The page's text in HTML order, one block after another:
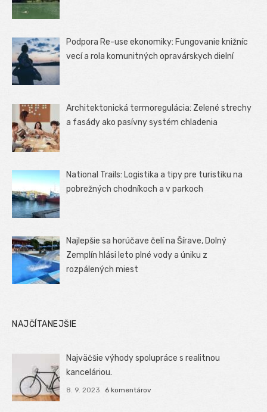
Podpora Re-use ekonomiky: Fungovanie knižníc
vecí a rola komunitných opravárskych dielní
Architektonická termoregulácia: Zelené strechy
a fasády ako pasívny systém chladenia
National Trails: Logistika a tipy pre turistiku na
pobrežných chodníkoch a v parkoch
Najlepšie sa horúčave čelí na Šírave, Dolný
Zemplín hlási leto plné vody a úniku z
rozpálených miest
NAJČÍTANEJŠIE
Najväčšie výhody spolupráce s realitnou
kanceláriou.
8. 9. 2023 6 komentárov